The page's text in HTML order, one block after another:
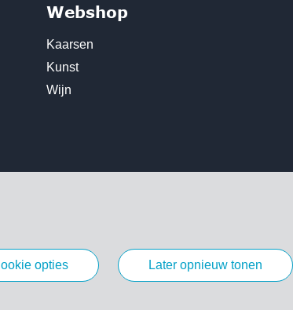
Webshop
Kaarsen
Kunst
Wijn
later opnieuw tonen
cookie opties